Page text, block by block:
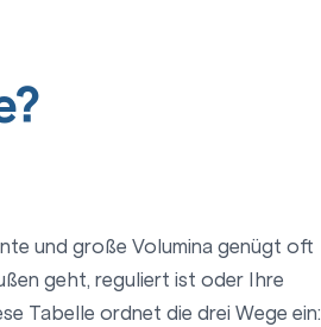
und große Volumina genügt oft
geht, reguliert ist oder Ihre
Tabelle ordnet die drei Wege ein: